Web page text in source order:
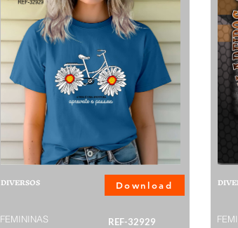
DIVERSOS Download
FEMININAS REF-32929